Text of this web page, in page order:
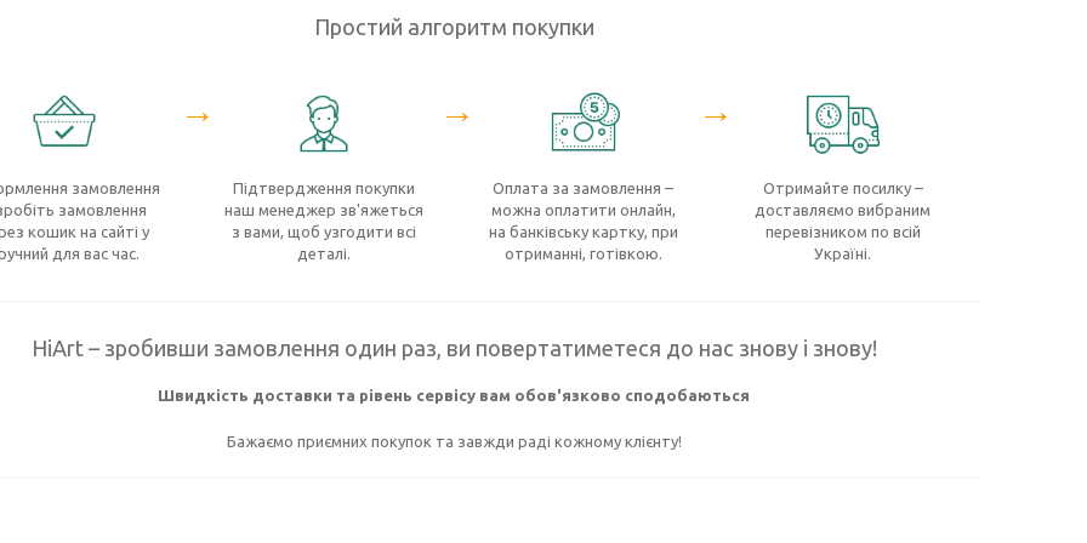
Простий алгоритм покупки
замовлення
замовлення
кошик на сайті у
для вас час.
→
Підтвердження покупки
наш менеджер зв'яжеться
з вами, щоб узгодити всі
деталі.
→
Оплата за замовлення –
можна оплатити онлайн,
на банківську картку, при
отриманні, готівкою.
→
Отримайте посилку –
доставляємо вибраним
перевізником по всій
Україні.
HiArt – зробивши замовлення один раз, ви повертатиметеся до нас знову і знову!
Швидкість доставки та рівень сервісу вам обов'язково сподобаються
Бажаємо приємних покупок та завжди раді кожному клієнту!